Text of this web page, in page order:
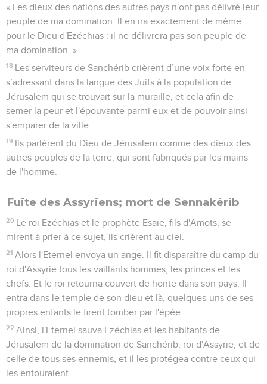
« Les dieux des nations des autres pays n'ont pas délivré leur
peuple de ma domination. Il en ira exactement de même
pour le Dieu d'Ezéchias : il ne délivrera pas son peuple de
ma domination. »
18 Les serviteurs de Sanchérib crièrent d’une voix forte en
s’adressant dans la langue des Juifs à la population de
Jérusalem qui se trouvait sur la muraille, et cela afin de
semer la peur et l'épouvante parmi eux et de pouvoir ainsi
s'emparer de la ville.
19 Ils parlèrent du Dieu de Jérusalem comme des dieux des
autres peuples de la terre, qui sont fabriqués par les mains
de l'homme.
Fuite des Assyriens; mort de Sennakérib
20 Le roi Ezéchias et le prophète Esaïe, fils d'Amots, se
mirent à prier à ce sujet, ils crièrent au ciel.
21 Alors l'Eternel envoya un ange. Il fit disparaître du camp du
roi d'Assyrie tous les vaillants hommes, les princes et les
chefs. Et le roi retourna couvert de honte dans son pays. Il
entra dans le temple de son dieu et là, quelques-uns de ses
propres enfants le firent tomber par l'épée.
22 Ainsi, l'Eternel sauva Ezéchias et les habitants de
Jérusalem de la domination de Sanchérib, roi d'Assyrie, et de
celle de tous ses ennemis, et il les protégea contre ceux qui
les entouraient.